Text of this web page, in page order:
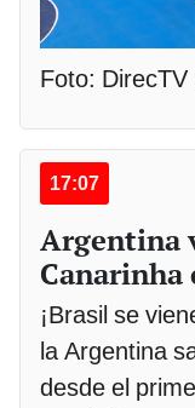
Foto: DirecTV
17:07
Argentina
¡Brasil se
la Argentina
desde el